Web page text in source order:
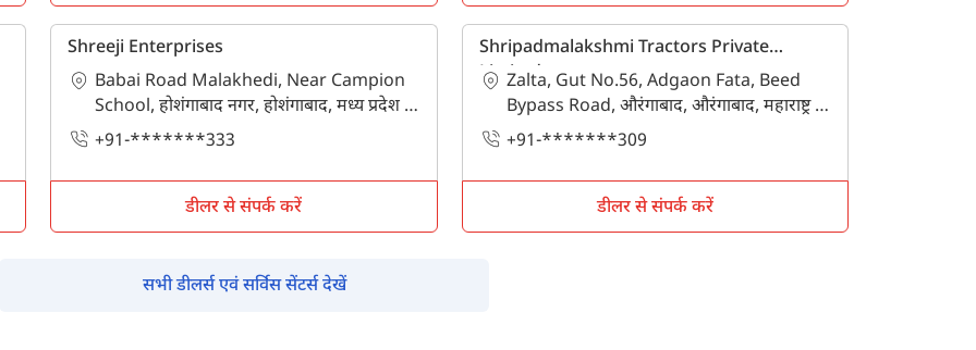
Shreeji Enterprises
Babai Road Malakhedi, Near Campion
School, होशंगाबाद नगर, होशंगाबाद, मध्य प्रदेश -
461001
+91-*******333
डीलर से संपर्क करें
Shripadmalakshmi Tractors Private
Limited
Zalta, Gut No.56, Adgaon Fata, Beed
Bypass Road, औरंगाबाद, औरंगाबाद, महाराष्ट्र -
431007
+91-*******309
डीलर से संपर्क करें
सभी डीलर्स एवं सर्विस सेंटर्स देखें